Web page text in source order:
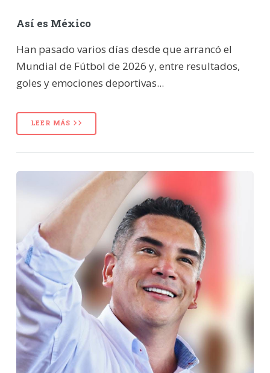
Así es México
Han pasado varios días desde que arrancó el
Mundial de Fútbol de 2026 y, entre resultados,
goles y emociones deportivas...
LEER MÁS